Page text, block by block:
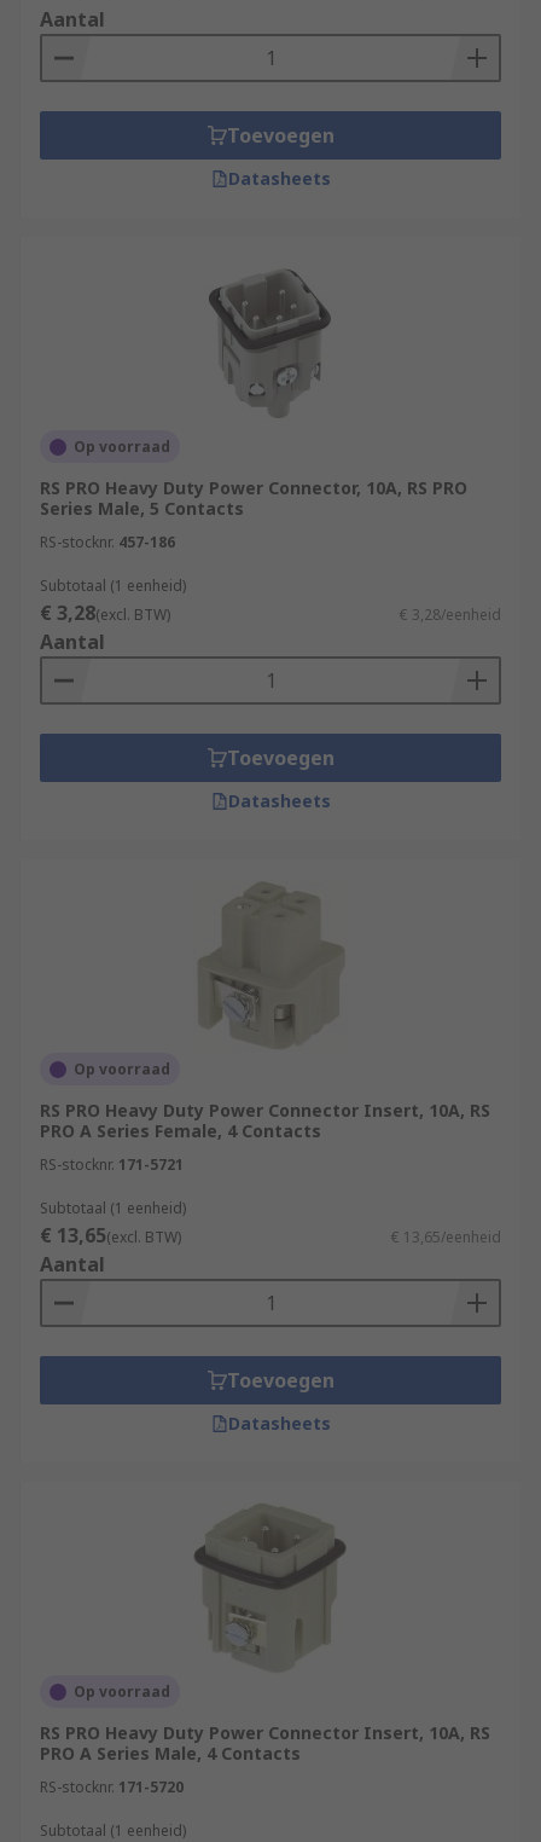
fit inside the protective hood or housing.
Environment
Heavy-duty power connector
inserts and modules can be used for both indoor
and outdoor applications and environments.
When inserts and modules are used with their
appropriate hoods and housings they make up
modules can be used in a wide range of high and
low voltage applications in a variety of industrial
applications. Due to the nature of the
environment connectors often require
environmental protection ratings including IP68
and IP69K. Some of the most common are:
Automation and control
Robotics
Signal, power and pneumatics interfaces
Transportation and vehicles
Manufacturing and production
Aantal
Toevoegen
Datasheets
Op voorraad
RS PRO Heavy Duty Power Connector, 10A, RS PRO
Series Male, 5 Contacts
RS-stocknr. 457-186
Subtotaal (1 eenheid)
€ 3,28(excl. BTW) € 3,28/eenheid
Aantal
Toevoegen
Datasheets
Op voorraad
RS PRO Heavy Duty Power Connector Insert, 10A, RS
PRO A Series Female, 4 Contacts
RS-stocknr. 171-5721
Subtotaal (1 eenheid)
€ 13,65(excl. BTW) € 13,65/eenheid
Aantal
Toevoegen
Datasheets
Op voorraad
RS PRO Heavy Duty Power Connector Insert, 10A, RS
PRO A Series Male, 4 Contacts
RS-stocknr. 171-5720
Subtotaal (1 eenheid)